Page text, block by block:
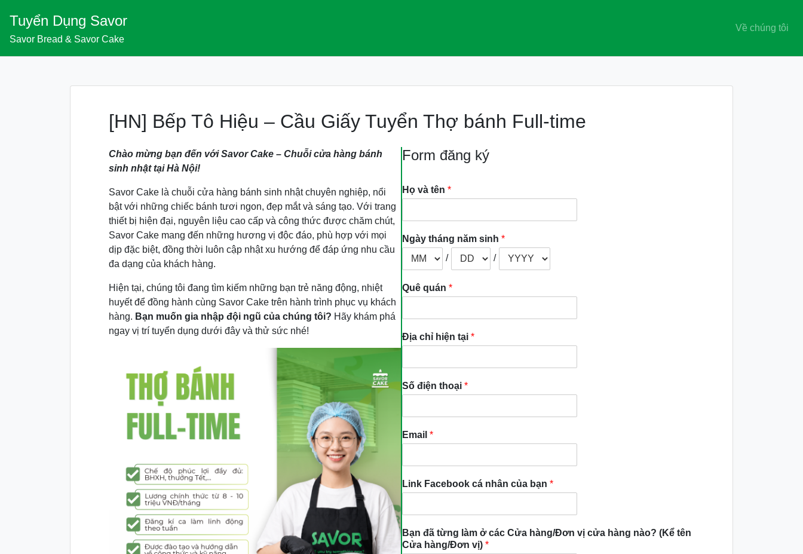
content
Tuyển Dụng Savor
Savor Bread & Savor Cake
Về chúng tôi
[HN] Bếp Tô Hiệu – Cầu Giấy Tuyển Thợ bánh Full-time
Chào mừng bạn đến với Savor Cake – Chuỗi cửa hàng bánh
sinh nhật tại Hà Nội!
Savor Cake là chuỗi cửa hàng bánh sinh nhật chuyên nghiệp, nổi
bật với những chiếc bánh tươi ngon, đẹp mắt và sáng tạo. Với trang
thiết bị hiện đại, nguyên liệu cao cấp và công thức được chăm chút,
Savor Cake mang đến những hương vị độc đáo, phù hợp với mọi
dịp đặc biệt, đồng thời luôn cập nhật xu hướng để đáp ứng nhu cầu
đa dạng của khách hàng.
Hiện tại, chúng tôi đang tìm kiếm những bạn trẻ năng động, nhiệt
huyết để đồng hành cùng Savor Cake trên hành trình phục vụ khách
hàng. Bạn muốn gia nhập đội ngũ của chúng tôi? Hãy khám phá
ngay vị trí tuyển dụng dưới đây và thử sức nhé!
Form đăng ký
Họ và tên *
Ngày tháng năm sinh *
/
/
Quê quán *
Địa chỉ hiện tại *
Số điện thoại *
Email *
Link Facebook cá nhân của bạn *
Bạn đã từng làm ở các Cửa hàng/Đơn vị cửa hàng nào? (Kể tên
Cửa hàng/Đơn vị) *